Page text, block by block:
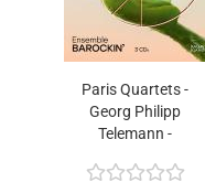
Paris Quartets -
Georg Philipp
Telemann -
BAROCKIN’